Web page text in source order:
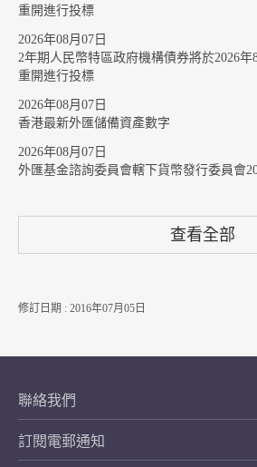
重開進行投標
2026年08月07日
2年期人民幣特區政府機構債券將於2026
重開進行投標
2026年08月07日
香港最新外匯儲備資產數字
2026年08月07日
外匯基金諮詢委員會轄下貨幣發行委員會
查看全部
修訂日期 : 2016年07月05日
聯絡我們
訂閱電郵通知